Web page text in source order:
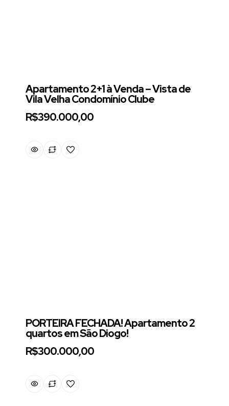
Apartamento 2+1 à Venda – Vista de
Vila Velha Condomínio Clube
R$390.000,00
PORTEIRA FECHADA! Apartamento 2
quartos em São Diogo!
R$300.000,00